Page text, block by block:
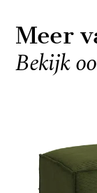
Meer
Bekijk